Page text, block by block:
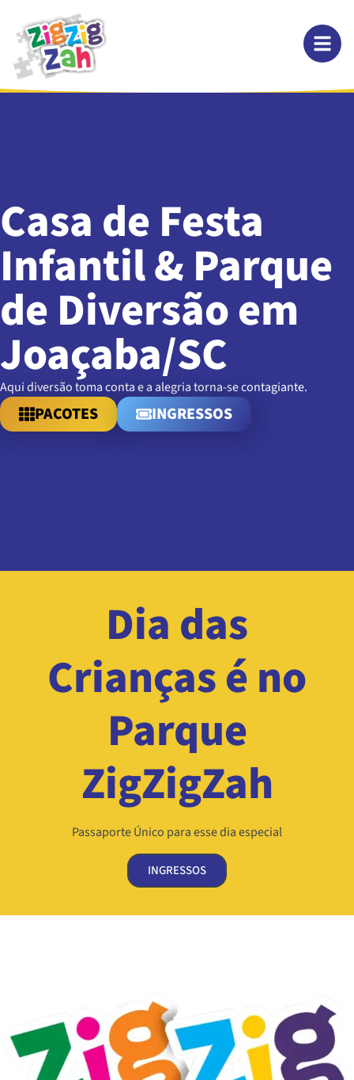
Casa de Festa
Infantil & Parque
de Diversão em
Joaçaba/SC
Aqui diversão toma conta e a alegria torna-se contagiante.
PACOTES INGRESSOS
Dia das
Crianças é no
Parque
ZigZigZah
Passaporte Único para esse dia especial
INGRESSOS